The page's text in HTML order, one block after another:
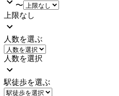
〜
上限なし
人数を選ぶ
人数を選択
駅徒歩を選ぶ